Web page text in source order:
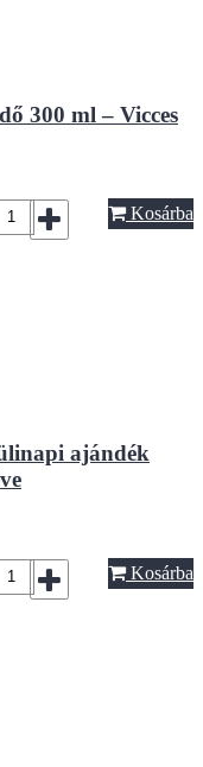
300 ml – Vicces
Kosárba
ajándék
Kosárba